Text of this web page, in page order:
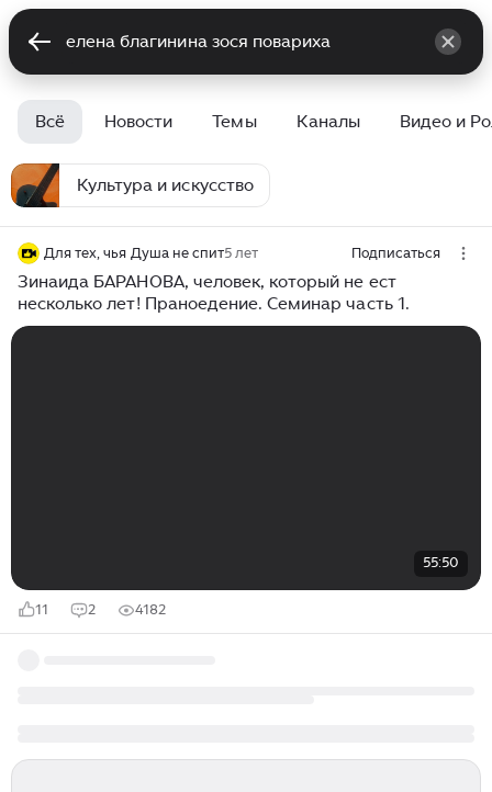
Всё Новости Темы Каналы Видео и
Культура и искусство
Для тех, чья Душа не спит5 лет Подписаться
Зинаида БАРАНОВА, человек, который не ест
несколько лет! Праноедение. Семинар часть 1.
55:50
11 2 4182